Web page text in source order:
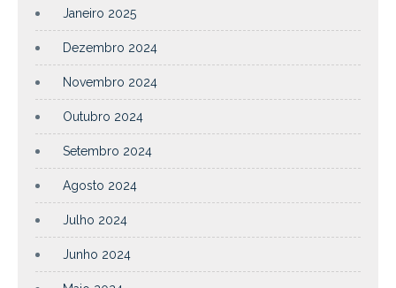
Janeiro 2025
Dezembro 2024
Novembro 2024
Outubro 2024
Setembro 2024
Agosto 2024
Julho 2024
Junho 2024